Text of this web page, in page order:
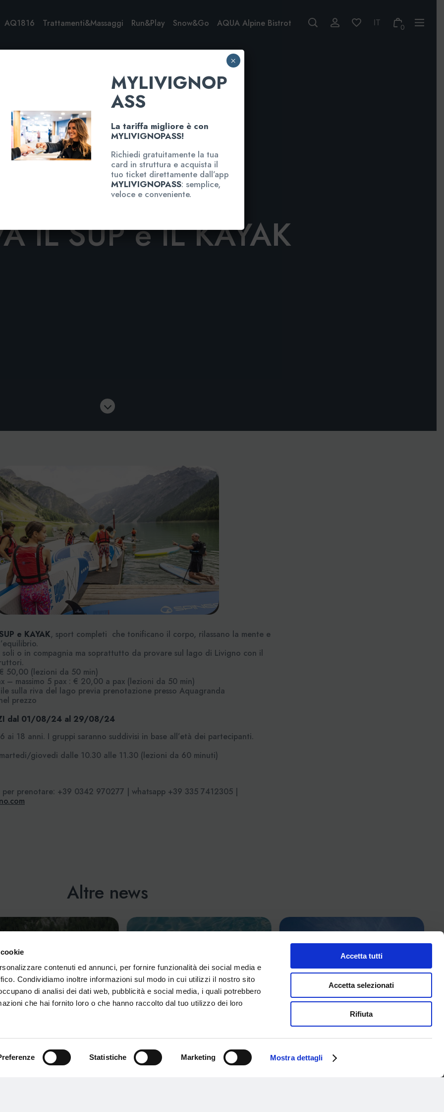
contenuti ed annunci, per fornire funzionalità dei social media e
Condividiamo inoltre informazioni sul modo in cui utilizzi il nostro sito
di analisi dei dati web, pubblicità e social media, i quali potrebbero
che hai fornito loro o che hanno raccolto dal tuo utilizzo dei loro
Statistiche Marketing Mostra dettagli
Accetta tutti
Accetta selezionati
Rifiuta
AQ1816 Trattamenti&Massaggi Run&Play Snow&Go AQUA Alpine Bistrot 0
IL SUP e IL KAYAK
e KAYAK, sport completi che tonificano il corpo, rilassano la mente e
o in compagnia ma soprattutto da provare sul lago di Livigno con il
(lezioni da 50 min)
– massimo 5 pax : € 20,00 a pax (lezioni da 50 min)
sulla riva del lago previa prenotazione presso Aquagranda
prezzo
dal 01/08/24 al 29/08/24
ai 18 anni. I gruppi saranno suddivisi in base all’età dei partecipanti.
giovedi dalle 10.30 alle 11.30 (lezioni da 60 minuti)
prenotare: +39 0342 970277 | whatsapp +39 335 7412305 |
Altre news
MYLIVIGNOP
ASS
La tariffa migliore è con
MYLIVIGNOPASS!
Richiedi gratuitamente la tua
card in struttura e acquista il
tuo ticket direttamente dall’app
MYLIVIGNOPASS: semplice,
veloce e conveniente.
×